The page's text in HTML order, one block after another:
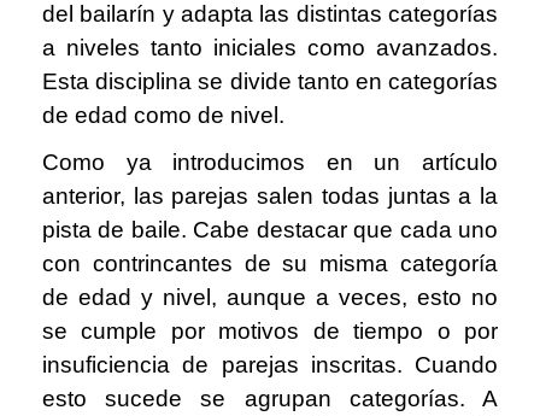
del bailarín y adapta las distintas categorías
a niveles tanto iniciales como avanzados.
Esta disciplina se divide tanto en categorías
de edad como de nivel.
Como ya introducimos en un artículo
anterior, las parejas salen todas juntas a la
pista de baile. Cabe destacar que cada uno
con contrincantes de su misma categoría
de edad y nivel, aunque a veces, esto no
se cumple por motivos de tiempo o por
insuficiencia de parejas inscritas. Cuando
esto sucede se agrupan categorías. A